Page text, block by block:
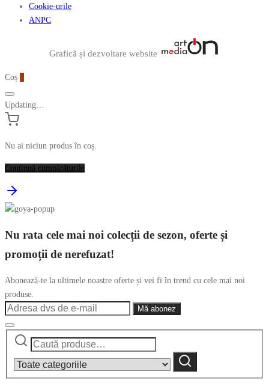
Cookie-urile
ANPC
Graficã și dezvoltare website
Coș
Updating…
Nu ai niciun produs în coș.
Continuă cumpărăturile
Nu rata cele mai noi colecții de sezon, oferte și
promoții de nerefuzat!
Abonează-te la ultimele noastre oferte și vei fi în trend cu cele mai noi
produse.
Caută
category:
Caută